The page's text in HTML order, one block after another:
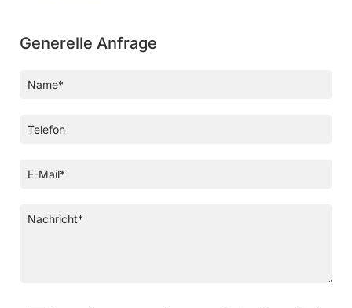
Generelle Anfrage